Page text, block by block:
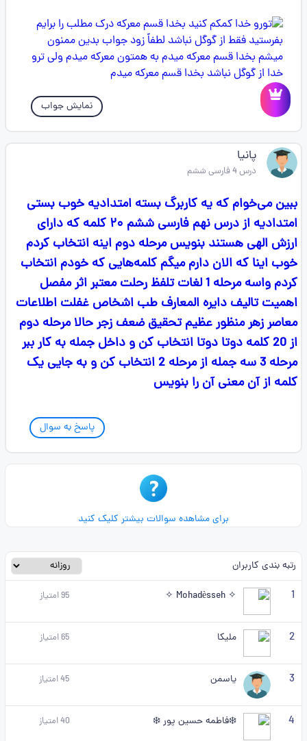
نمایش جواب
پانیا
درس 4 فارسی ششم
ببین می‌خوام که یه کاربرگ بسته امتدادیه خوب بستی
امتدادیه از درس نهم فارسی ششم ۲۰ کلمه که دارای
ارزش الهی هستند بنویس مرحله دوم اینه انتخاب کردم
خوب اینا که الان دارم میگم کلمه‌هایی که خودم انتخاب
کردم واسه مرحله 1 لغات تلفظ رحلت معتبر اثر مفصل
اهمیت تالیف دایره المعارف طب اشخاص غفلت اطلاعات
معاصر زهر منظور عظیم تحقیق ضعف زجر حالا مرحله دوم
از 20 کلمه دوتا دوتا انتخاب کن و داخل جمله به کار ببر
مرحله 3 سه جمله از مرحله 2 انتخاب کن و به جایی یک
کلمه از آن معنی آن را بنویس
پاسخ به سوال
برای مشاهده سوالات بیشتر کلیک کنید
رتبه بندی کاربران
1
✧ Mohadèsseh ✧
95امتیاز
2 ملیکا 65امتیاز
3 یاسمن 45امتیاز
4 ❄️فاطمه حسین پور ❄️ 40امتیاز